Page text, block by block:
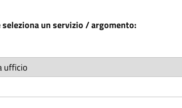
seleziona un servizio / argomento: